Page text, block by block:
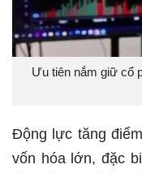
Ưu tiên nắm giữ cổ
Động lực tăng
vốn hóa lớn, đặc